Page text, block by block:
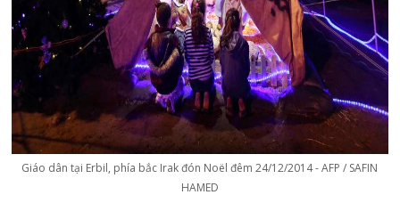
Giáo dân tại Erbil, phía bắc Irak đón Noël đêm 24/12/2014 - AFP / SAFIN
HAMED